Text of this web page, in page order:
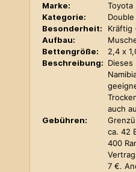
Marke:
Toyota
Kategorie:
Double
Besonderheit:
Kräftig
Aufbau:
Bettengröße:
2,4 x
Beschreibung:
auch
Gebühren:
ca. 42
400
7 €.